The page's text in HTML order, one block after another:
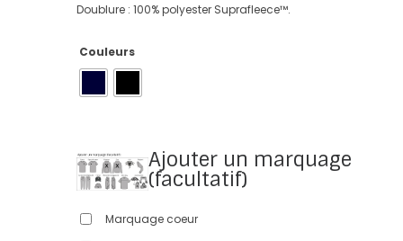
Doublure : 100% polyester Suprafleece™.
Couleurs
Ajouter un marquage
(facultatif)
Marquage coeur